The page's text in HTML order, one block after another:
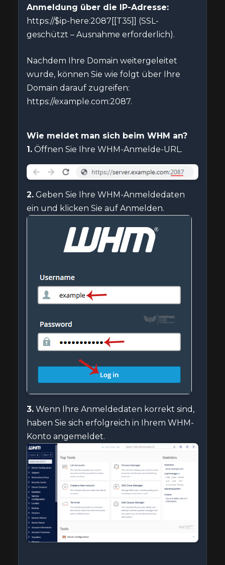
Anmeldung über die IP-Adresse:
https://$ip-here:2087[[T35]] (SSL-
geschützt – Ausnahme erforderlich).
Nachdem Ihre Domain weitergeleitet
wurde, können Sie wie folgt über Ihre
Domain darauf zugreifen:
https://example.com:2087.
Wie meldet man sich beim WHM an?
1. Öffnen Sie Ihre WHM-Anmelde-URL.
2. Geben Sie Ihre WHM-Anmeldedaten
ein und klicken Sie auf Anmelden.
3. Wenn Ihre Anmeldedaten korrekt sind,
haben Sie sich erfolgreich in Ihrem WHM-
Konto angemeldet.